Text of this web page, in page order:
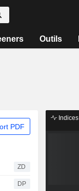
Outils
PDF
ZD
DP
Indices